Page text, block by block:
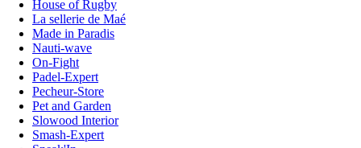
House of Rugby
La sellerie de Maé
Made in Paradis
Nauti-wave
On-Fight
Padel-Expert
Pecheur-Store
Pet and Garden
Slowood Interior
Smash-Expert